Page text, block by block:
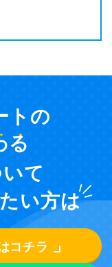
トの
る
て
い方は
コチラ